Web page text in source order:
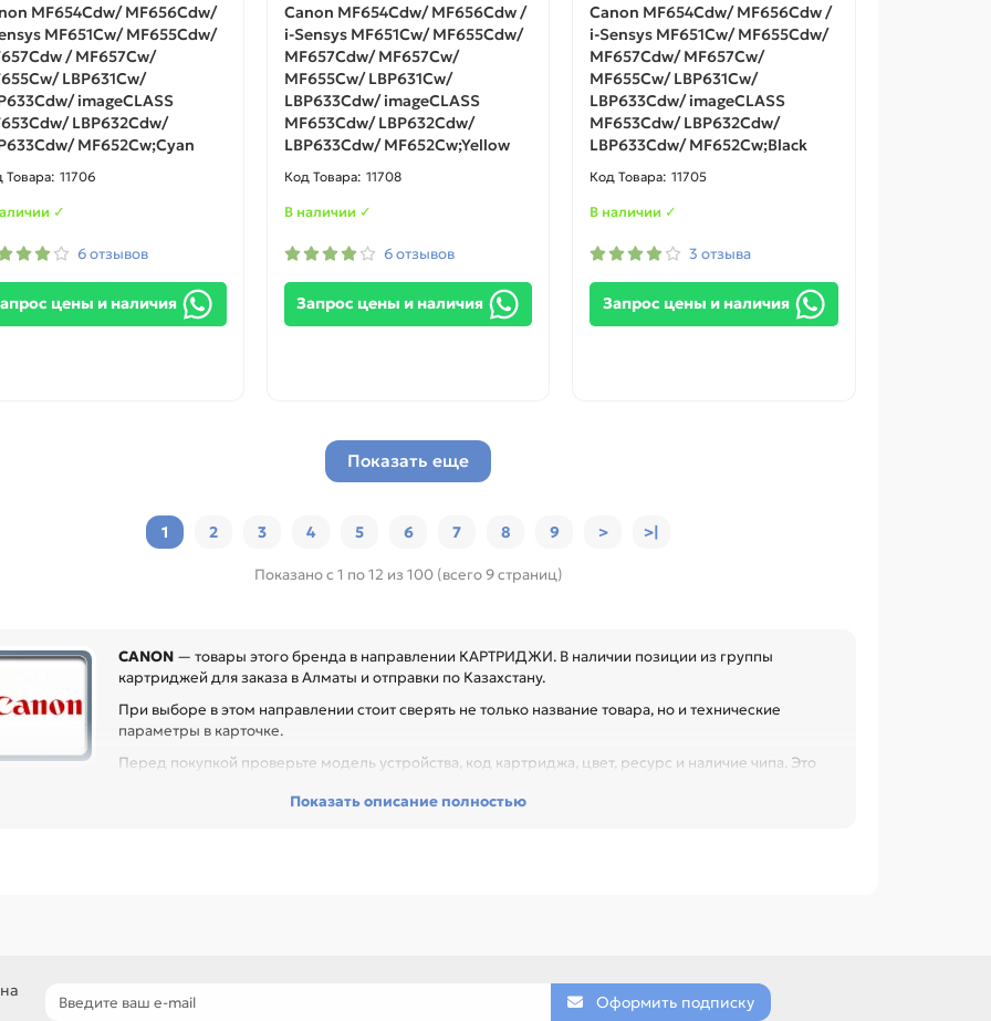
MF654Cdw/ MF656Cdw/
MF651Cw/ MF655Cdw/
/ MF657Cw/
LBP631Cw/
imageCLASS
LBP632Cdw/
MF652Cw;Cyan
11706
✓
6 отзывов
цены и наличия
Canon MF654Cdw/ MF656Cdw /
i-Sensys MF651Cw/ MF655Cdw/
MF657Cdw/ MF657Cw/
MF655Cw/ LBP631Cw/
LBP633Cdw/ imageCLASS
MF653Cdw/ LBP632Cdw/
LBP633Cdw/ MF652Cw;Yellow
11708
В наличии ✓
6 отзывов
Запрос цены и наличия
Canon MF654Cdw/ MF656Cdw /
i-Sensys MF651Cw/ MF655Cdw/
MF657Cdw/ MF657Cw/
MF655Cw/ LBP631Cw/
LBP633Cdw/ imageCLASS
MF653Cdw/ LBP632Cdw/
LBP633Cdw/ MF652Cw;Black
11705
В наличии ✓
3 отзыва
Запрос цены и наличия
Показать еще
1 2 3 4 5 6 7 8 9 > >|
Показано с 1 по 12 из 100 (всего 9 страниц)
CANON — товары этого бренда в направлении КАРТРИДЖИ. В наличии позиции из группы
картриджей для заказа в Алматы и отправки по Казахстану.
При выборе в этом направлении стоит сверять не только название товара, но и технические
параметры в карточке.
Перед покупкой проверьте модель устройства, код картриджа, цвет, ресурс и наличие чипа. Это
самовывоз и доставка по Алматы, отправка по Казахстану
Показать описание полностью
Оформить подписку